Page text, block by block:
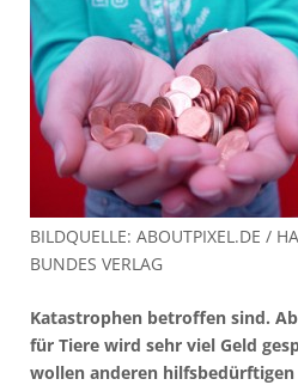
BILDQUELLE: ABOUTPIXEL.DE /
BUNDES VERLAG
Katastrophen betroffen sind.
für Tiere wird sehr viel Geld
wollen anderen